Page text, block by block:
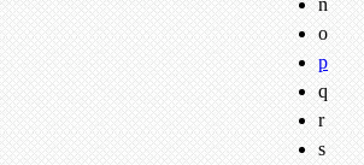
o
p
q
r
s